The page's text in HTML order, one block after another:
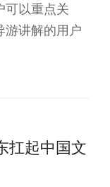
可以重点关
游讲解的用户
扛起中国文